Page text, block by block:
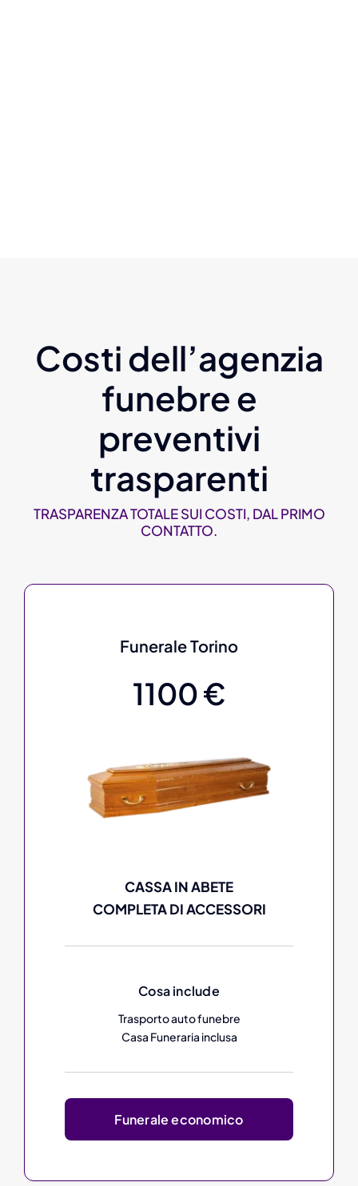
Costi dell’agenzia
funebre e
preventivi
trasparenti
TRASPARENZA TOTALE SUI COSTI, DAL PRIMO
CONTATTO.
Funerale Torino
1100 €
CASSA IN ABETE
COMPLETA DI ACCESSORI
Cosa include
Trasporto auto funebre
Casa Funeraria inclusa
Funerale economico